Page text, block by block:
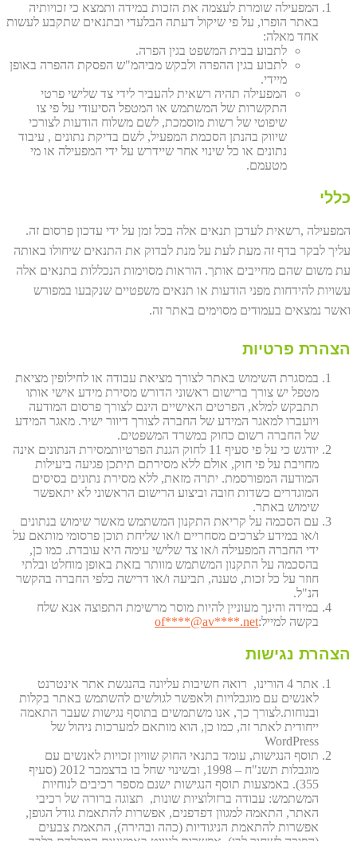
המפעילה שומרת לעצמה את הזכות במידה ותמצא כי זכויותיה
באתר הופרו, על פי שיקול דעתה הבלעדי ובתנאים שתקבע לעשות
אחד מאלה:
לתבוע בבית המשפט בגין הפרה.
לתבוע בגין ההפרה ולבקש מביהמ"ש הפסקת ההפרה באופן
מיידי.
המפעילה תהיה רשאית להעביר לידי צד שלישי פרטי
התקשרות של המשתמש או המטפל הסיעודי על פי צו
שיפוטי של רשות מוסמכת, לשם משלוח הודעות לצורכי
שיווק בהנתן הסכמת המפעיל, לשם בדיקת נתונים , עיבוד
נתונים או כל שינוי אחר שיידרש על ידי המפעילה או מי
מטעמם.
כללי
המפעילה ,רשאית לעדכן תנאים אלה בכל זמן על ידי עדכון פרסום זה.
עליך לבקר בדף זה מעת לעת על מנת לבדוק את התנאים שיחולו באותה
עת משום שהם מחייבים אותך. הוראות מסוימות הנכללות בתנאים אלה
עשויות להידחות מפני הודעות או תנאים משפטיים שנקבעו במפורש
ואשר נמצאים בעמודים מסוימים באתר זה.
הצהרת פרטיות
במסגרת השימוש באתר לצורך מציאת עבודה או לחילופין מציאת
מטפל יש צורך ברישום ראשוני הדורש מסירת מידע אישי אותו
תתבקש למלא, הפרטים האישיים הינם לצורך פרסום המודעה
ויועברו למאגר המידע של החברה לצורך דיוור ישיר. מאגר המידע
של החברה רשום כחוק במשרד המשפטים.
יודגש כי על פי סעיף 11 לחוק הגנת הפרטיותמסירת הנתונים אינה
מחויבת על פי חוק, אולם ללא מסירתם תיתכן פגיעה ביעילות
המודעה המפורסמת. יתרה מזאת, ללא מסירת נתונים בסיסים
המוגדרים כשדות חובה וביצוע הרישום הראשוני לא יתאפשר
שימוש באתר.
עם הסכמה על קריאת התקנון המשתמש מאשר שימוש בנתונים
ו/או במידע לצרכים מסחריים ו/או שליחת תוכן פרסומי מותאם על
ידי החברה המפעילה ו/או צד שלישי עימה היא עובדת. כמו כן,
בהסכמה על התקנון המשתמש מוותר בזאת באופן מוחלט ובלתי
חוזר על כל זכות, טענה, תביעה ו/או דרישה כלפי החברה בהקשר
הנ"ל.
במידה והינך מעוניין להיות מוסר מרשימת התפוצה אנא שלח
בקשה למייל:
of****@av****.net
הצהרת נגישות
אתר 4 הורינו, רואה חשיבות עליונה בהנגשת אתר אינטרנט
לאנשים עם מוגבלויות ולאפשר לגולשים להשתמש באתר בקלות
ובנוחות.לצורך כך, אנו משתמשים בתוסף נגישות שעבר התאמה
ייחודית לאתר זה, כמו כן, הוא מותאם למערכות ניהול של
WordPress
תוסף הנגישות, עומד בתנאי החוק שוויון זכויות לאנשים עם
מוגבלות תשנ"ח – 1998, ובשינוי שחל בו בדצמבר 2012 (סעיף
355). באמצעות תוסף הנגישות ישנם מספר רכיבים לנוחיות
המשתמש: עבודה ברזולוציות שונות, תצוגה ברורה של רכיבי
האתר, התאמה למגוון דפדפנים, אפשרות להתאמת גודל הגופן,
אפשרות להתאמת הניגודיות (כהה ובהירה), התאמת צבעים